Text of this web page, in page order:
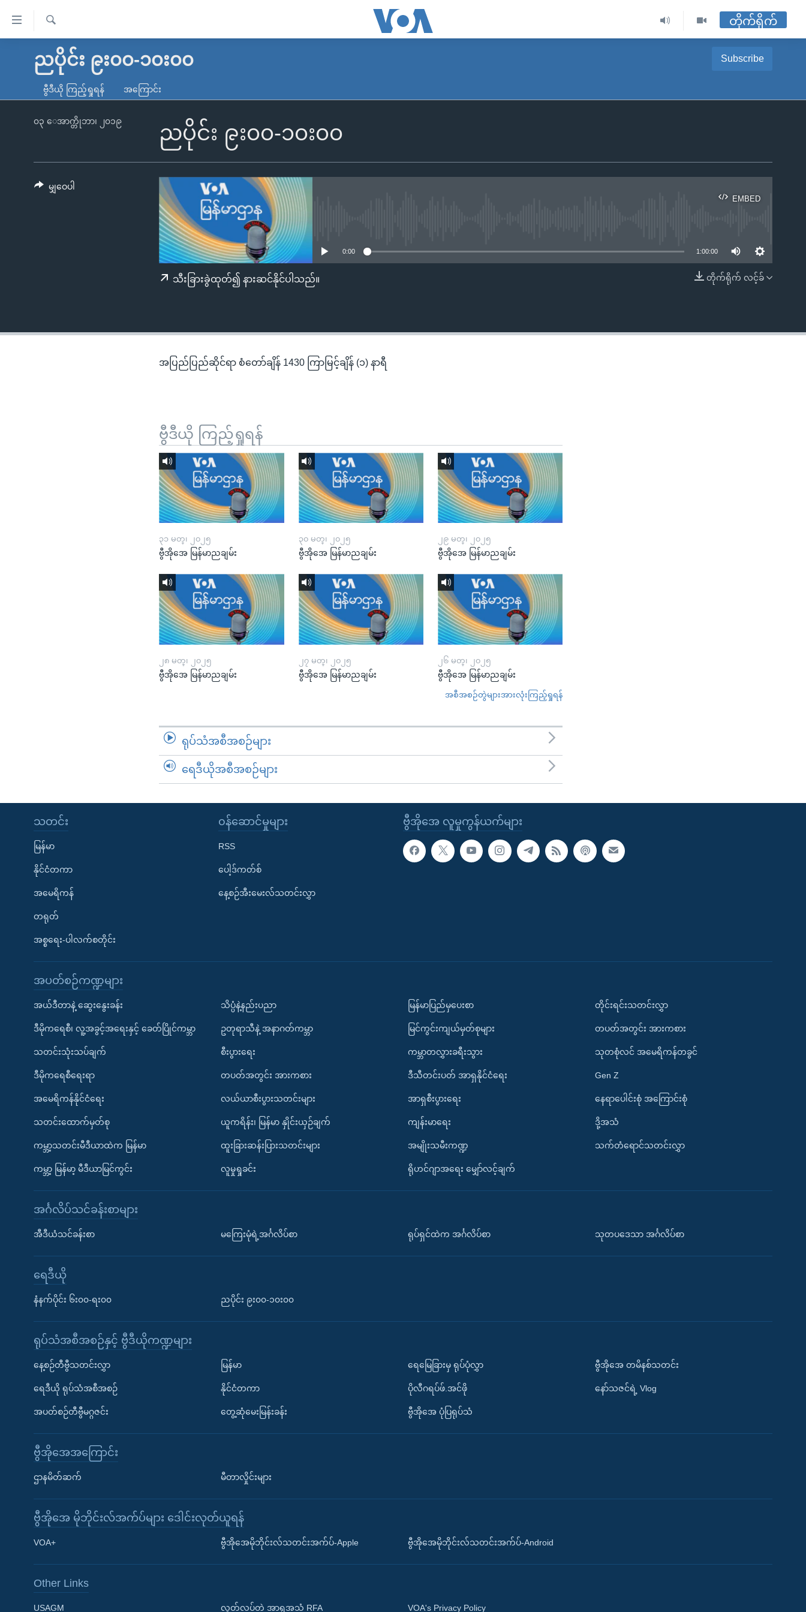
လွယ်ကူ
သည့်
ကျော်
မူလစာမျက်နှာ
ကမ္ဘာ့သတင်းများ
နိုင်ငံတကာ
တရုတ်
အစ္စရေး-ပါလက်စတိုင်း
ရပ်ဝန်းတခု လမ်းတခု အလွန်
အင်္ဂလိပ်စာလေ့လာမယ်
Learning English
ရ
လာ
တိုက်ရိုက်
ညပိုင်း ၉း၀၀-၁၀း၀၀ Subscribe
Spotify
ဗွီဒီယို ကြည့်ရှုရန် အကြောင်း
ညပိုင်း ၉း၀၀-၁၀း၀၀
၀၃ ေအာက္တိုဘာ၊ ၂၀၁၉
EMBED
EMBED
0:00 1:00:00
တိုက်ရိုက် လင့်ခ်
သီးခြားခွဲထုတ်၍ နားဆင်နိုင်ပါသည်။
မျှဝေပါ
အပြည်ပြည်ဆိုင်ရာ စံတော်ချိန် 1430 ကြာမြင့်ချိန် (၁) နာရီ
ဗွီဒီယို ကြည့်ရှုရန်
၃၁ မတ္၊ ၂၀၂၅
ဗွီအိုအေ မြန်မာညချမ်း
၃၀ မတ္၊ ၂၀၂၅
ဗွီအိုအေ မြန်မာညချမ်း
၂၉ မတ္၊ ၂၀၂၅
ဗွီအိုအေ မြန်မာညချမ်း
၂၈ မတ္၊ ၂၀၂၅
ဗွီအိုအေ မြန်မာညချမ်း
၂၇ မတ္၊ ၂၀၂၅
ဗွီအိုအေ မြန်မာညချမ်း
၂၆ မတ္၊ ၂၀၂၅
ဗွီအိုအေ မြန်မာညချမ်း
အစီအစဉ်တွဲများအားလုံးကြည့်ရှုရန်
ရုပ်သံအစီအစဉ်များ
ရေဒီယိုအစီအစဉ်များ
ဗွီအိုအေ လူမှုကွန်ယက်များ
သတင်း
မြန်မာ
နိုင်ငံတကာ
အမေရိကန်
တရုတ်
အစ္စရေး-ပါလက်စတိုင်း
၀န်ဆောင်မှုများ
RSS
ပေါ့ဒ်ကတ်စ်
နေ့စဉ်အီးမေးလ်သတင်းလွှာ
အပတ်စဉ်ကဏ္ဍများ
အယ်ဒီတာနဲ့ ဆွေးနွေးခန်း
ဒီမိုကရေစီ၊ လူ့အခွင့်အရေးနှင့် ခေတ်ပြိုင်ကမ္ဘာ
သတင်းသုံးသပ်ချက်
ဒီမိုကရေစီရေးရာ
အမေရိကန်နိုင်ငံရေး
သတင်းထောက်မှတ်စု
ကမ္ဘာ့သတင်းမီဒီယာထဲက မြန်မာ
ကမ္ဘာ့ မြန်မာ့ မီဒီယာမြင်ကွင်း
သိပ္ပံနဲ့နည်းပညာ
ဥတုရာသီနဲ့ အနာဂတ်ကမ္ဘာ
စီးပွားရေး
တပတ်အတွင်း အားကစား
လယ်ယာစီးပွားသတင်းများ
ယူကရိန်း၊ မြန်မာ နှိုင်းယှဉ်ချက်
ထူးခြားဆန်းပြားသတင်းများ
လူမှုရှုခင်း
မြန်မာပြည်မှပေးစာ
မြင်ကွင်းကျယ်မှတ်စုများ
ကမ္ဘာတလွှားခရီးသွား
ဒီသီတင်းပတ် အာရှနိုင်ငံရေး
အာရှစီးပွားရေး
ကျန်းမာရေး
အမျိုးသမီးကဏ္ဍ
ရိုဟင်ဂျာအရေး မျှော်လင့်ချက်
တိုင်းရင်းသတင်းလွှာ
တပတ်အတွင်း အားကစား
သုတစုံလင် အမေရိကန်တခွင်
Gen Z
နေရာပေါင်းစုံ အကြောင်းစုံ
ဒို့အသံ
သက်တံရောင်သတင်းလွှာ
အင်္ဂလိပ်သင်ခန်းစာများ
အီဒီယံသင်ခန်းစာ မကြေးမုံရဲ့အင်္ဂလိပ်စာ ရုပ်ရှင်ထဲက အင်္ဂလိပ်စာ သုတပဒေသာ အင်္ဂလိပ်စာ
ရေဒီယို
နံနက်ပိုင်း ၆း၀၀-ရး၀၀ ညပိုင်း ၉း၀၀-၁၀း၀၀
ရုပ်သံအစီအစဉ်နှင့် ဗွီဒီယိုကဏ္ဍများ
နေ့စဉ်တီဗွီသတင်းလွှာ
ရေဒီယို ရုပ်သံအစီအစဉ်
အပတ်စဉ်တီဗွီမဂ္ဂဇင်း
မြန်မာ
နိုင်ငံတကာ
တွေ့ဆုံမေးမြန်းခန်း
ရေမြေခြားမှ ရုပ်ပုံလွှာ
ပိုလီဂရပ်ဖ်.အင်ဖို
ဗွီအိုအေ ပုံပြရုပ်သံ
ဗွီအိုအေ တမိနစ်သတင်း
နော်သဇင်ရဲ့ Vlog
ဗွီအိုအေအကြောင်း
ဌာနမိတ်ဆက် မီတာလှိုင်းများ
ဗွီအိုအေ မိုဘိုင်းလ်အက်ပ်များ ဒေါင်းလုတ်ယူရန်
VOA+ ဗွီအိုအေမိုဘိုင်းလ်သတင်းအက်ပ်-Apple ဗွီအိုအေမိုဘိုင်းလ်သတင်းအက်ပ်-Android
Other Links
USAGM လွတ်လပ်တဲ့ အာရှအသံ RFA VOA's Privacy Policy